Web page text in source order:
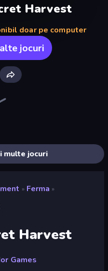
Harvest
doar pe computer
jocuri
multe jocuri
» Ferma »
Harvest
Games